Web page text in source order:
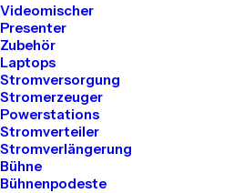
Videomischer
Presenter
Zubehör
Laptops
Stromversorgung
Stromerzeuger
Powerstations
Stromverteiler
Stromverlängerung
Bühne
Bühnenpodeste
Akari Events
Bessemerstraße 80
12013 Berlin